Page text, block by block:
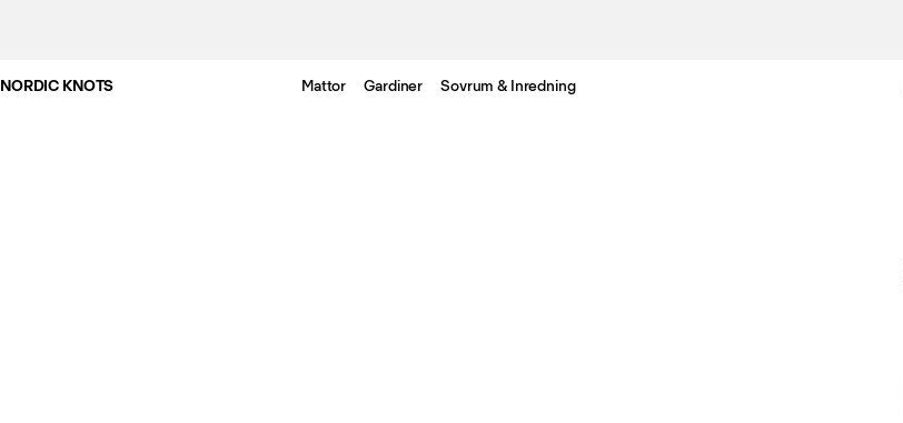
NORDIC KNOTS Mattor Gardiner Sovrum & Inredning